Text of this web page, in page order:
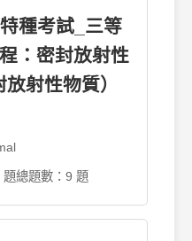
種考試_三等
：密封放射性
射性物質）
題總題數：9 題